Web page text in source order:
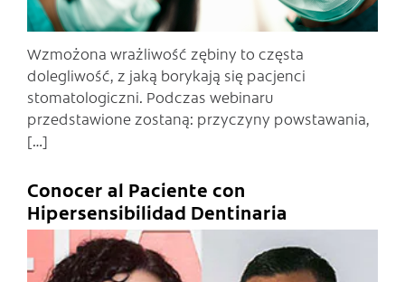
Wzmożona wrażliwość zębiny to częsta
dolegliwość, z jaką borykają się pacjenci
stomatologiczni. Podczas webinaru
przedstawione zostaną: przyczyny powstawania,
[…]
Conocer al Paciente con
Hipersensibilidad Dentinaria